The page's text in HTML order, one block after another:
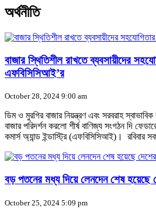
অর্থনীতি
বাজার স্থিতিশীল রাখতে ব্যবসায়ীদের
এফবিসিসিআই’র
October 28, 2024 9:00 am
ডিম ও মুরগির বাজার নিয়ন্ত্রণ এবং সরবরাহ স্বাভাবিক
বাজার পরিদর্শন করলো শীর্ষ বাণিজ্য সংগঠন দি
কমার্স অ্যান্ড ইন্ডাস্ট্রি (এফবিসিসিআই)। রবিবার
বড় পতনের মধ্য দিয়ে লেনদেন শেষ হয়েছে
October 25, 2024 5:09 pm